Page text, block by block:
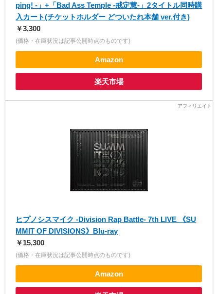
ping! -」+「Bad Ass Temple -戒定慧-」2タイトル同時購
入カート(チケットホルダー どついたれ本舗 ver.付き)
￥3,300
(価格・在庫状況は記事公開時点のものです)
Amazon
楽天市場
ヒプノシスマイク -Division Rap Battle- 7th LIVE 《SU
MMIT OF DIVISIONS》Blu-ray
￥15,300
(価格・在庫状況は記事公開時点のものです)
Amazon